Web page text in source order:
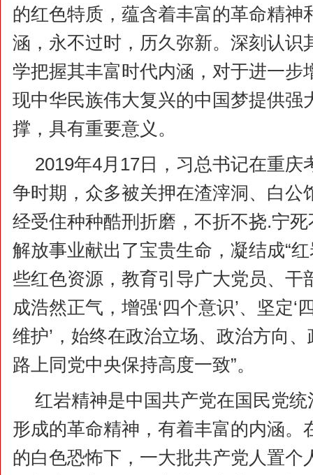
的红色特质，蕴含着丰富的革命精神
涵，永不过时，历久弥新。深刻认识
学把握其丰富时代内涵，对于进一步
现中华民族伟大复兴的中国梦提供强
撑，具有重要意义。
2019年4月17日，习总书记在重庆
争时期，众多被关押在渣滓洞、白公
经受住种种酷刑折磨，不折不挠.宁
解放事业献出了宝贵生命，凝结成“
些红色资源，教育引导广大党员、干
成浩然正气，增强‘四个意识’、坚定‘
维护’，始终在政治立场、政治方向
路上同党中央保持高度一致”。
红岩精神是中国共产党在国民党
形成的革命精神，有着丰富的内涵。
的白色恐怖下，一大批共产党人置个